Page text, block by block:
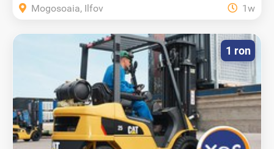
Mogosoaia, Ilfov 1w
1 ron